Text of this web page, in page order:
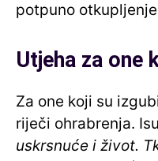
potpuno
Utjeha za one
Za one koji su
riječi ohrabrenja.
uskrsnuće i život.